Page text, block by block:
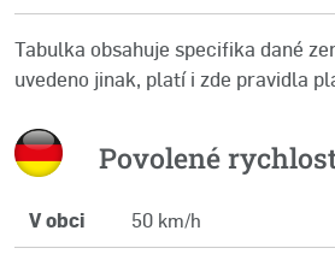
Tabulka obsahuje specifika dané
uvedeno jinak, platí i zde pravidla
Povolené
V obci 50 km/h